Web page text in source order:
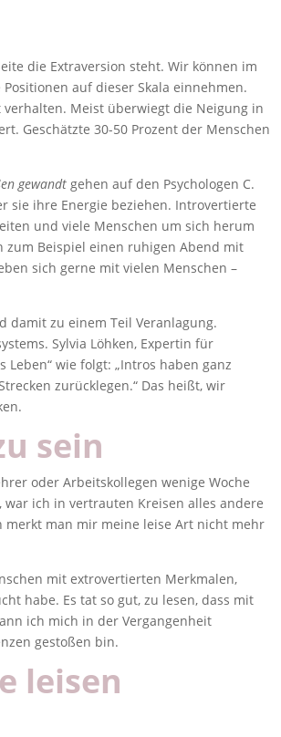
die Extraversion steht. Wir können im
auf dieser Skala einnehmen.
Meist überwiegt die Neigung in
Geschätzte 30-50 Prozent der Menschen
gewandt gehen auf den Psychologen C.
sie ihre Energie beziehen. Introvertierte
und viele Menschen um sich herum
zum Beispiel einen ruhigen Abend mit
sich gerne mit vielen Menschen –
damit zu einem Teil Veranlagung.
Sylvia Löhken, Expertin für
wie folgt: „Intros haben ganz
zurücklegen.“ Das heißt, wir
sein
oder Arbeitskollegen wenige Woche
ich in vertrauten Kreisen alles andere
man mir meine leise Art nicht mehr
mit extrovertierten Merkmalen,
habe. Es tat so gut, zu lesen, dass mit
ich mich in der Vergangenheit
gestoßen bin.
leisen